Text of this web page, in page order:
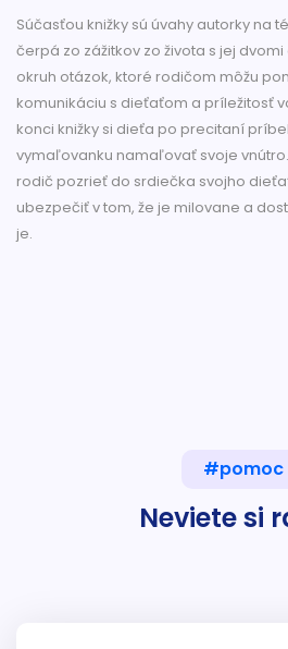
Súčasťou knižky sú úvahy autorky na
čerpá zo zážitkov zo života s jej
okruh otázok, ktoré rodičom môžu
komunikáciu s dieťaťom a príležitosť
konci knižky si dieťa po precitaní
vymaľovanku namaľovať svoje
rodič pozrieť do srdiečka svojho
ubezpečiť v tom, že je milovane a
je.
#pomoc
Neviete si